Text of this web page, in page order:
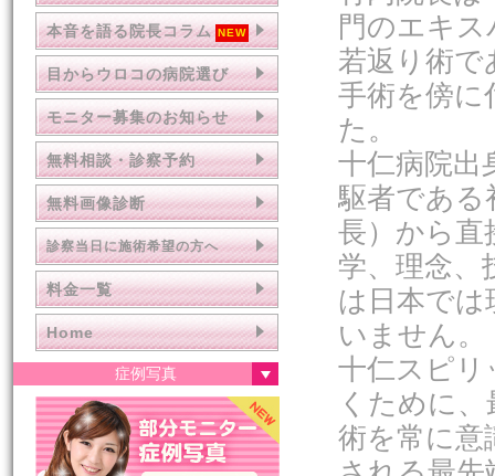
本音を語る院長コラム
目からウロコの病院選び
モニター募集のお知らせ
無料相談・診察予約
無料画像診断
診察当日に施術希望の方へ
料金一覧
Home
症例写真
門のエキ
若返り術
手術を傍に
た。
十仁病院出
駆者である
長）から直
学、理念、
は日本で
いません。
十仁スピリ
くために
術を常に意